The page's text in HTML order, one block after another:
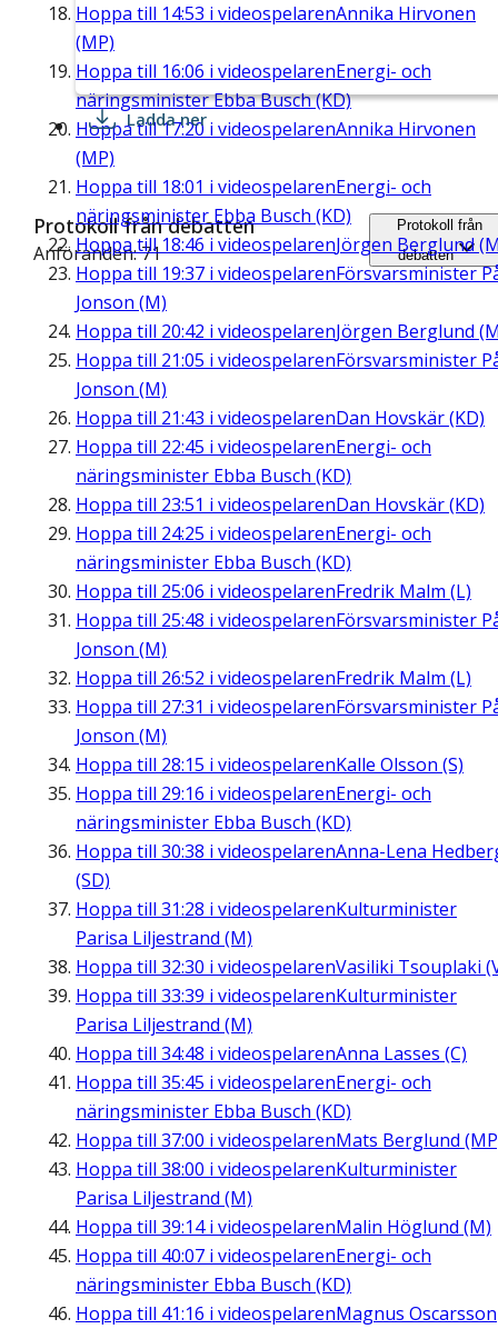
Hoppa till 14:53 i videospelarenAnnika Hirvonen
(MP)
Hoppa till 16:06 i videospelarenEnergi- och
näringsminister Ebba Busch (KD)
Hoppa till17:20 i videospelarenAnnika Hirvonen
(MP)
Hoppa till 18:01 i videospelarenEnergi- och
näringsminister Ebba Busch (KD)
Hoppa till 18:46 i videospelarenJörgen Berglund
Hoppa till 19:37 i videospelarenFörsvarsminister
Jonson (M)
Hoppa till 20:42 i videospelarenJörgen Berglund
Hoppa till 21:05 i videospelarenFörsvarsminister
Jonson (M)
Hoppa till 21:43 i videospelarenDan Hovskär (KD)
Hoppa till 22:45 i videospelarenEnergi- och
näringsminister Ebba Busch (KD)
Hoppa till 23:51 i videospelarenDan Hovskär (KD)
Hoppa till 24:25 i videospelarenEnergi- och
näringsminister Ebba Busch (KD)
Hoppa till 25:06 i videospelarenFredrik Malm (L)
Hoppa till 25:48 i videospelarenFörsvarsminister
Jonson (M)
Hoppa till 26:52 i videospelarenFredrik Malm (L)
Hoppa till 27:31 i videospelarenFörsvarsminister
Jonson (M)
Hoppa till 28:15 i videospelarenKalle Olsson (S)
Hoppa till 29:16 i videospelarenEnergi- och
näringsminister Ebba Busch (KD)
Hoppa till 30:38 i videospelarenAnna-Lena
(SD)
Hoppa till 31:28 i videospelarenKulturminister
Parisa Liljestrand (M)
Hoppa till 32:30 i videospelarenVasiliki Tsouplaki
Hoppa till 33:39 i videospelarenKulturminister
Parisa Liljestrand (M)
Hoppa till 34:48 i videospelarenAnna Lasses (C)
Hoppa till 35:45 i videospelarenEnergi- och
näringsminister Ebba Busch (KD)
Hoppa till 37:00 i videospelarenMats Berglund
Hoppa till 38:00 i videospelarenKulturminister
Parisa Liljestrand (M)
Hoppa till 39:14i videospelarenMalin Höglund (M)
Hoppa till 40:07 i videospelarenEnergi- och
näringsminister Ebba Busch (KD)
Hoppa till 41:16 i videospelarenMagnus Oscarsson
Ladda ner
Protokoll från debatten
Anföranden: 71
Protokoll från
debatten